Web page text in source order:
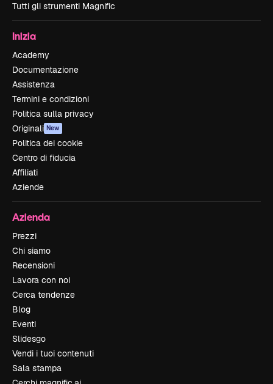
Tutti gli strumenti Magnific
Inizia
Academy
Documentazione
Assistenza
Termini e condizioni
Politica sulla privacy
Originali New
Politica dei cookie
Centro di fiducia
Affiliati
Aziende
Azienda
Prezzi
Chi siamo
Recensioni
Lavora con noi
Cerca tendenze
Blog
Eventi
Slidesgo
Vendi i tuoi contenuti
Sala stampa